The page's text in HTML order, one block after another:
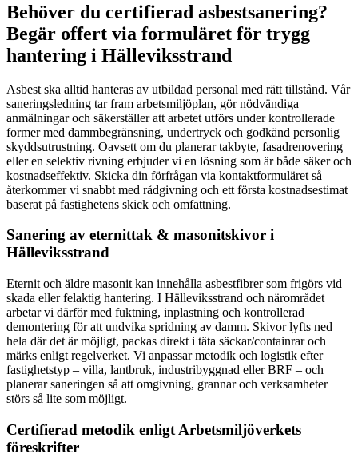
Behöver du certifierad asbestsanering?
Begär offert via formuläret för trygg
hantering i Hälleviksstrand
Asbest ska alltid hanteras av utbildad personal med rätt tillstånd. Vår
saneringsledning tar fram arbetsmiljöplan, gör nödvändiga
anmälningar och säkerställer att arbetet utförs under kontrollerade
former med dammbegränsning, undertryck och godkänd personlig
skyddsutrustning. Oavsett om du planerar takbyte, fasadrenovering
eller en selektiv rivning erbjuder vi en lösning som är både säker och
kostnadseffektiv. Skicka din förfrågan via kontaktformuläret så
återkommer vi snabbt med rådgivning och ett första kostnadsestimat
baserat på fastighetens skick och omfattning.
Sanering av eternittak & masonitskivor i
Hälleviksstrand
Eternit och äldre masonit kan innehålla asbestfibrer som frigörs vid
skada eller felaktig hantering. I Hälleviksstrand och närområdet
arbetar vi därför med fuktning, inplastning och kontrollerad
demontering för att undvika spridning av damm. Skivor lyfts ned
hela där det är möjligt, packas direkt i täta säckar/containrar och
märks enligt regelverket. Vi anpassar metodik och logistik efter
fastighetstyp – villa, lantbruk, industribyggnad eller BRF – och
planerar saneringen så att omgivning, grannar och verksamheter
störs så lite som möjligt.
Certifierad metodik enligt Arbetsmiljöverkets
föreskrifter